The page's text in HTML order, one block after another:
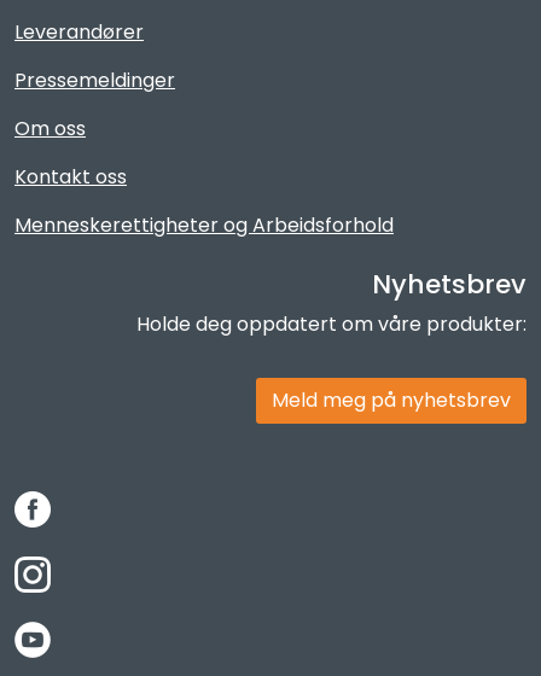
Leverandører
Pressemeldinger
Om oss
Kontakt oss
Menneskerettigheter og Arbeidsforhold
Nyhetsbrev
Holde deg oppdatert om våre produkter:
Meld meg på nyhetsbrev